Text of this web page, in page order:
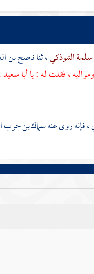
التبوذكي، ثناناصح بن
، فقلت له : ياأبا سعيد
، فإنه روى عنه سماك بن حرب